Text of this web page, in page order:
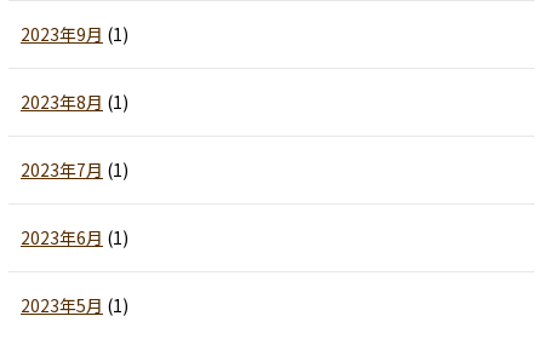
2023年9月 (1)
2023年8月 (1)
2023年7月 (1)
2023年6月 (1)
2023年5月 (1)